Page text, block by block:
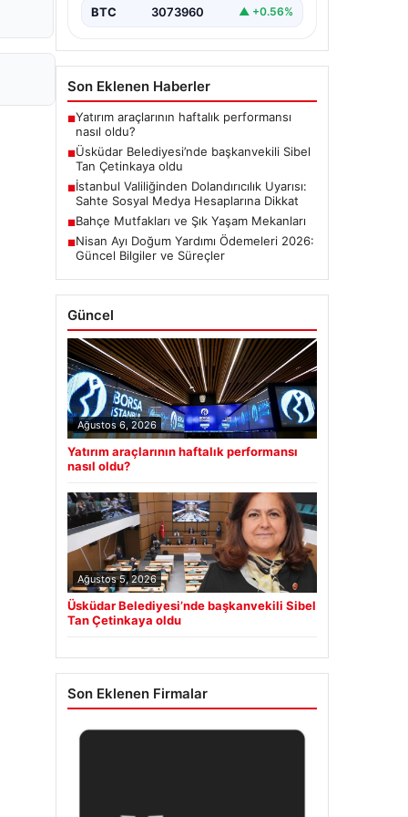
BTC 3073960 ▲ +0.56%
Son Eklenen Haberler
■Yatırım araçlarının haftalık performansı
nasıl oldu?
■Üsküdar Belediyesi’nde başkanvekili Sibel
Tan Çetinkaya oldu
■İstanbul Valiliğinden Dolandırıcılık Uyarısı:
Sahte Sosyal Medya Hesaplarına Dikkat
■Bahçe Mutfakları ve Şık Yaşam Mekanları
■Nisan Ayı Doğum Yardımı Ödemeleri 2026:
Güncel Bilgiler ve Süreçler
Güncel
Ağustos 6, 2026
Yatırım araçlarının haftalık performansı
nasıl oldu?
Ağustos 5, 2026
Üsküdar Belediyesi’nde başkanvekili Sibel
Tan Çetinkaya oldu
Son Eklenen Firmalar